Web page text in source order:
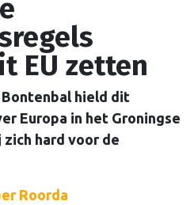
EU zetten
hield dit
Europa in het Groningse
hard voor de
Roorda